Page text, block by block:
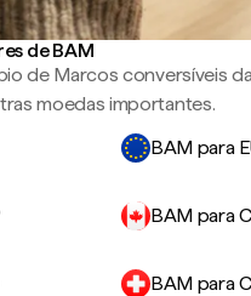
de BAM
de Marcos conversíveis
moedas importantes.
BAM para
BAM para
BAM para